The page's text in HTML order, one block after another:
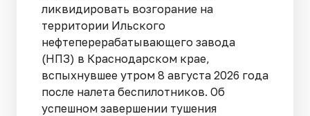
ликвидировать возгорание на
территории Ильского
нефтеперерабатывающего завода
(НПЗ) в Краснодарском крае,
вспыхнувшее утром 8 августа 2026 года
после налета беспилотников. Об
успешном завершении тушения